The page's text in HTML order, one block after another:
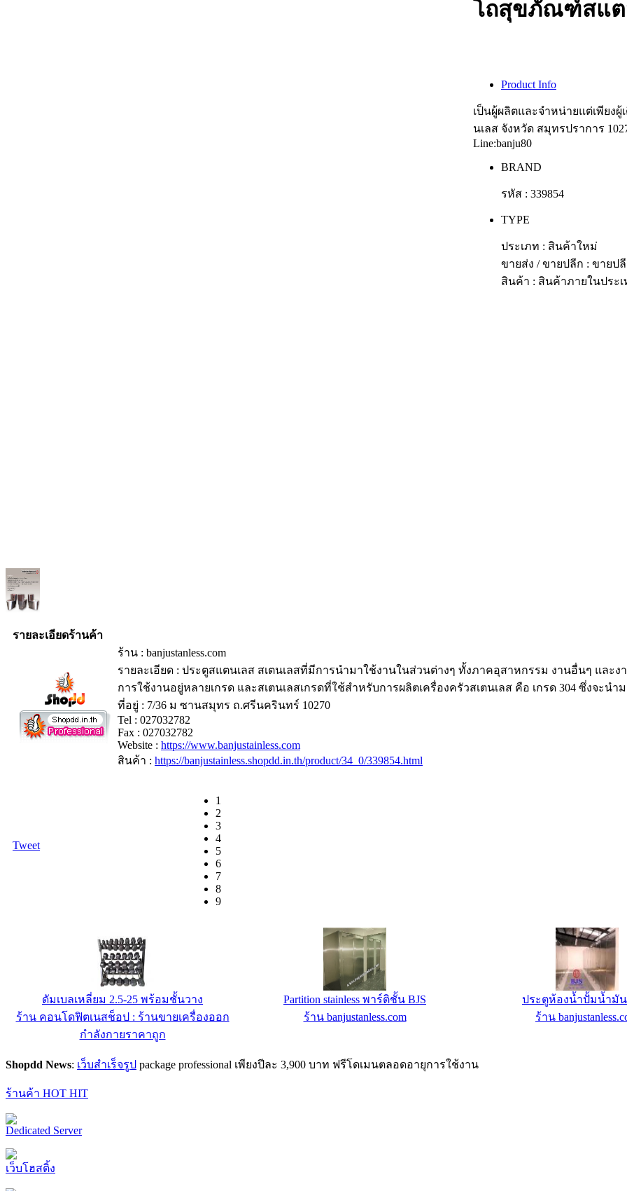
โถสุขภัณฑ์สแต
Product Info
เป็นผู้ผลิตและจำหน่ายแต่เพียง
นเลส จังหวัด สมุทรปราการ
Line:banju80
BRAND
รหัส : 339854
TYPE
ประเภท : สินค้าใหม่
ขายส่ง / ขายปลีก : ขายป
สินค้า : สินค้าภายในประเ
รายละเอียดร้านค้า
ร้าน : banjustanless.com
รายละเอียด : ประตูสแตนเลส สเตนเลสที่มีการนำมาใช้งานในส่วนต่างๆ ทั้งภาคอุสาหกรรม งานอื่นๆ แล
การใช้งานอยู่หลายเกรด และสเตนเลสเกรดที่ใช้สำหรับการผลิตเครื่องครัวสเตนเลส คือ เกรด 304 ซึ่งจะนำ
ที่อยู่ : 7/36 ม ซานสมุทร ถ.ศรีนครินทร์ 10270
Tel : 027032782
Fax : 027032782
Website : https://www.banjustainless.com
สินค้า : https://banjustainless.shopdd.in.th/product/34_0/339854.html
Tweet
1
2
3
4
5
6
7
8
9
ดัมเบลเหลี่ยม 2.5-25 พร้อมชั้นวาง
ร้าน คอนโดฟิตเนสช็อป : ร้านขายเครื่องออก
กำลังกายราคาถูก
Partition stainless พาร์ติชั้น BJS
ร้าน banjustanless.com
ประตูห้องน้ำปั้มน้ำมั
ร้าน
Shopdd News: เว็บสำเร็จรูป package professional เพียงปีละ 3,900 บาท ฟรีโดเมนตลอดอายุการใช้งาน
ร้านค้า HOT HIT
Dedicated Server
เว็บโฮสติ้ง